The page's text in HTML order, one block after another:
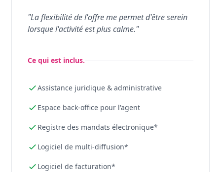
"La flexibilité de l'offre me permet d'être serein
lorsque l'activité est plus calme."
Ce qui est inclus.
Assistance juridique & administrative
Espace back-office pour l'agent
Registre des mandats électronique*
Logiciel de multi-diffusion*
Logiciel de facturation*